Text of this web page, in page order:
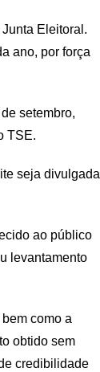
Eleitoral.
ano, por força
setembro,
TSE.
seja divulgada
ao público
levantamento
como a
obtido sem
credibilidade